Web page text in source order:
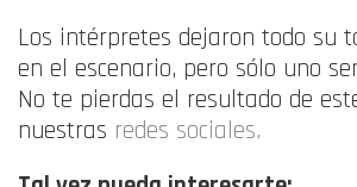
Los intérpretes dejaron todo su
en el escenario, pero sólo uno
No te pierdas el resultado de
nuestras redes sociales.